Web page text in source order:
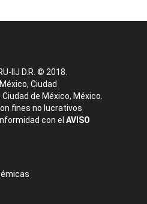
IIJ D.R. © 2018.
Ciudad
de México, México.
fines no lucrativos
con el AVISO